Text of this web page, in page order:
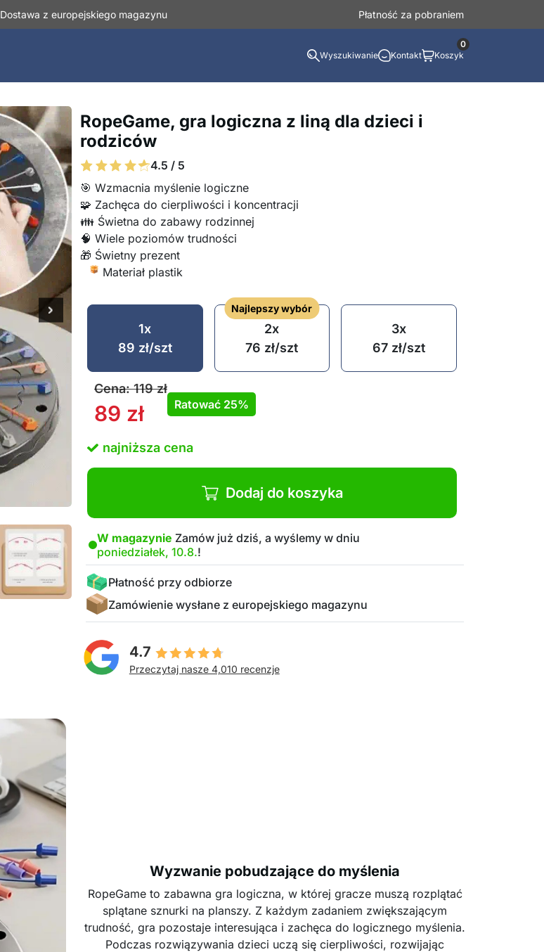
Dostawa z europejskiego magazynu Płatność za pobraniem
Wyszukiwanie Kontakt Koszyk
0
RopeGame, gra logiczna z liną dla dzieci i
rodziców
4.5 / 5
🎯 Wzmacnia myślenie logiczne
🧩 Zachęca do cierpliwości i koncentracji
👪 Świetna do zabawy rodzinnej
🧠 Wiele poziomów trudności
🎁 Świetny prezent
Materiał plastik
1x
89 zł/szt
Najlepszy wybór
2x
76 zł/szt
3x
67 zł/szt
Cena:119zł
89 zł Ratować 25%
najniższa cena
Dodaj do koszyka
W magazynie Zamów już dziś, a wyślemy w dniu
poniedziałek, 10.8.!
Płatność przy odbiorze
Zamówienie wysłane z europejskiego magazynu
4.7
Przeczytaj nasze 4,010 recenzje
Wyzwanie pobudzające do myślenia
RopeGame to zabawna gra logiczna, w której gracze muszą rozplątać
splątane sznurki na planszy. Z każdym zadaniem zwiększającym
trudność, gra pozostaje interesująca i zachęca do logicznego myślenia.
Podczas rozwiązywania dzieci uczą się cierpliwości, rozwijając